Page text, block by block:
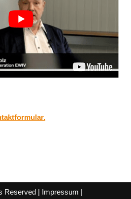
Reserved | Impressum |